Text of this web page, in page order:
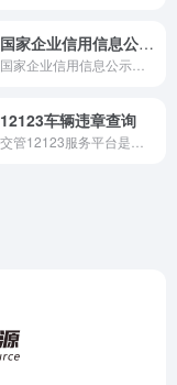
国家企业信用信息公示系统
12123车辆违章查询